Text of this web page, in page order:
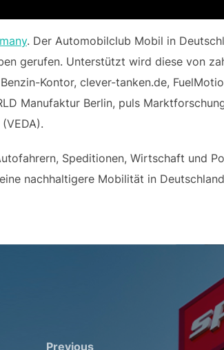
. Der Automobilclub Mobil in
gerufen. Unterstützt wird diese von
Kontor, clever-tanken.de,
Manufaktur Berlin, puls
Speditionen, Wirtschaft und
nachhaltigere Mobilität in
Previous
Previous